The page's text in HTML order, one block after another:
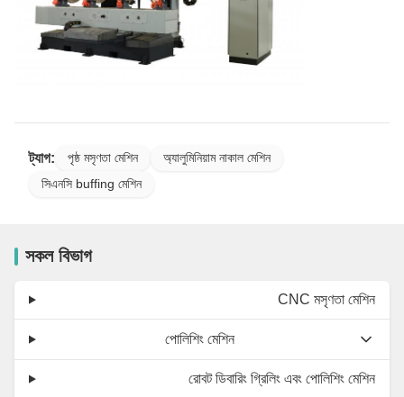
ট্যাগ: পৃষ্ঠ মসৃণতা মেশিন
অ্যালুমিনিয়াম নাকাল মেশিন
সিএনসি buffing মেশিন
সকল বিভাগ
CNC মসৃণতা মেশিন
পোলিশিং মেশিন
রোবট ডিবারিং গ্রিলিং এবং পোলিশিং মেশিন